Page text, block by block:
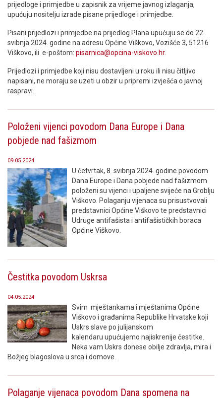
prijedloge i primjedbe u zapisnik za vrijeme javnog izlaganja,
upućuju nositelju izrade pisane prijedloge i primjedbe.
Pisani prijedlozi i primjedbe na prijedlog Plana upućuju se do 22.
svibnja 2024. godine na adresu Općine Viškovo, Vozišće 3, 51216
Viškovo, ili e-poštom: pisarnica@opcina-viskovo.hr.
Prijedlozi i primjedbe koji nisu dostavljeni u roku ili nisu čitljivo
napisani, ne moraju se uzeti u obzir u pripremi izvješća o javnoj
raspravi.
Položeni vijenci povodom Dana Europe i Dana
pobjede nad fašizmom
09.05.2024
U četvrtak, 8. svibnja 2024. godine povodom
Dana Europe i Dana pobjede nad fašizmom
položeni su vijenci i upaljene svijeće na Groblju
Viškovo. Polaganju vijenaca su prisustvovali
predstavnici Općine Viškovo te predstavnici
Udruge antifašista i antifašističkih boraca
Općine Viškovo.
Čestitka povodom Uskrsa
04.05.2024
Svim mještankama i mještanima Općine
Viškovo i građanima Republike Hrvatske koji
Uskrs slave po julijanskom
kalendaru upućujemo najiskrenije čestitke.
Neka vam Uskrs donese obilje zdravlja, mira i
Božjeg blagoslova u srca i domove.
Polaganje vijenaca povodom Dana spomena na